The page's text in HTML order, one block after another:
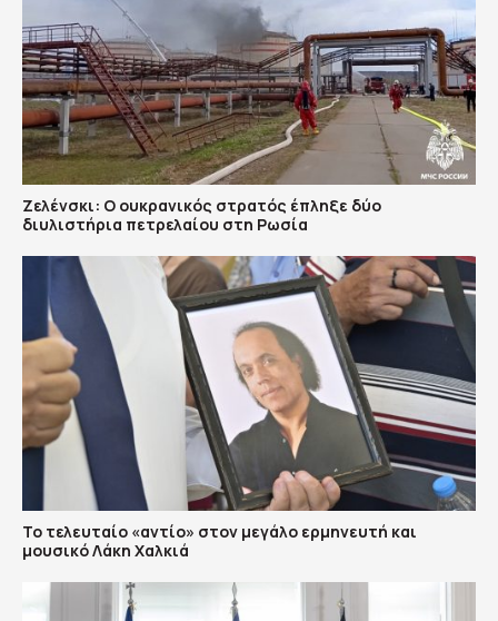
Ζελένσκι: Ο ουκρανικός στρατός έπληξε δύο
διυλιστήρια πετρελαίου στη Ρωσία
Το τελευταίο «αντίο» στον μεγάλο ερμηνευτή και
μουσικό Λάκη Χαλκιά